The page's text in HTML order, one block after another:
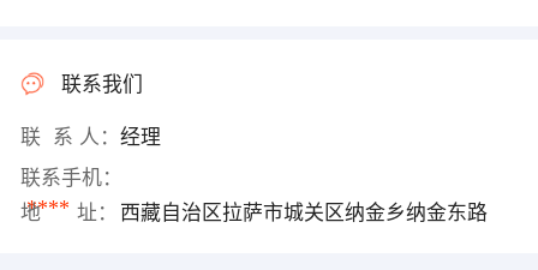
联系我们
联 系 人： 经理
联系手机：
****
地 址： 西藏自治区拉萨市城关区纳金乡纳金东路